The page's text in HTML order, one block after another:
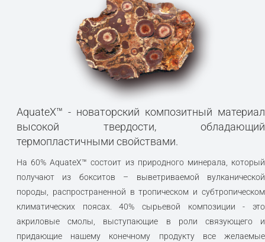
AquateX™ - новаторский композитный материал
высокой твердости, обладающий
термопластичными свойствами.
На 60% AquateX™ состоит из природного минерала, который
получают из бокситов – выветриваемой вулканической
породы, распространенной в тропическом и субтропическом
климатических поясах. 40% сырьевой композиции - это
акриловые смолы, выступающие в роли связующего и
придающие нашему конечному продукту все желаемые